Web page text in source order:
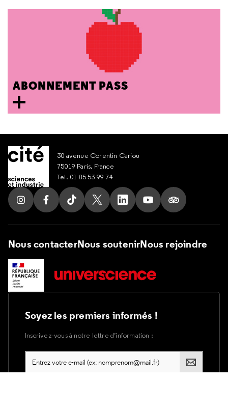
ABONNEMENT PASS
30 avenue Corentin Cariou
75019 Paris, France
Tel. 01 85 53 99 74
Suivez nous sur Instagram
Suivez nous sur Facebook
Suivez nous sur Tik Tok
Suivez nous sur X
Suivez nous sur LinkedIn
Suivez nous sur
Suivez nous
Nous contacterNous soutenirNous rejoindre
Soyez les premiers informés !
Inscrivez-vous à notre lettre d’information :